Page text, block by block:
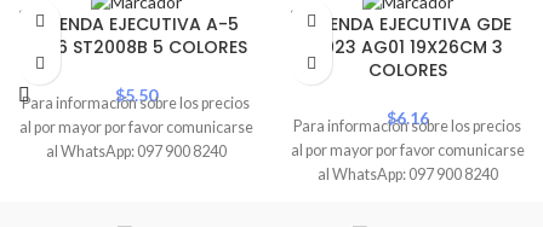
SOLD
OUTAGENDA EJECUTIVA A-5
2026 ST2008B 5 COLORES
$5.50
Para información sobre los precios
al por mayor por favor comunicarse
al WhatsApp: 097 900 8240
SOLD
OUTAGENDA EJECUTIVA GDE
2023 AG01 19X26CM 3
COLORES
$6.16
Para información sobre los precios
al por mayor por favor comunicarse
al WhatsApp: 097 900 8240